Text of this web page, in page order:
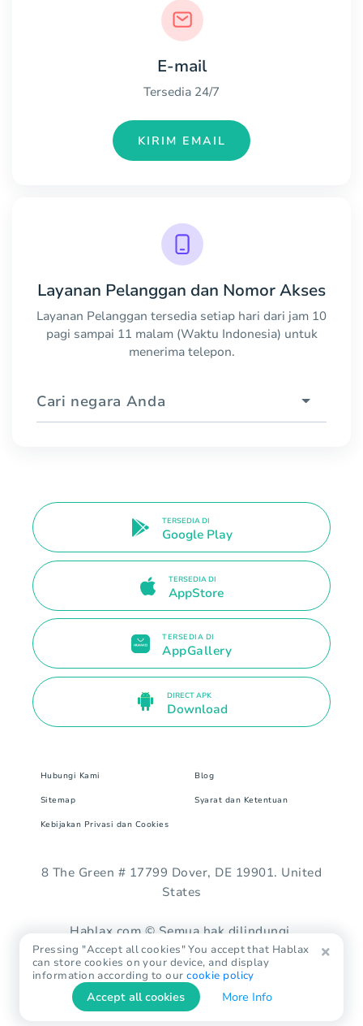
E-mail
Tersedia 24/7
KIRIM EMAIL
Layanan Pelanggan dan Nomor Akses
Layanan Pelanggan tersedia setiap hari dari jam 10
pagi sampai 11 malam (Waktu Indonesia) untuk
menerima telepon.
Cari negara Anda
TERSEDIA DI
Google Play
TERSEDIA DI
AppStore
TERSEDIA DI
AppGallery
DIRECT APK
Download
Hubungi Kami Blog
Sitemap Syarat dan Ketentuan
Kebijakan Privasi dan Cookies
8 The Green # 17799 Dover, DE 19901. United
States
Hablax.com © Semua hak dilindungi.
Pressing "Accept all cookies" You accept that Hablax
can store cookies on your device, and display
information according to ourcookie policy
Accept all cookies More Info